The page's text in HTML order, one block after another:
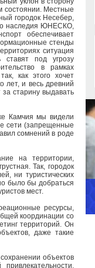
состоянии. Местные
городок Несебер,
наследия ЮНЕСКО,
обеспечивает
стенды
ситуация
ставят под угрозу
в рамках
как этого хочет
лет, и весь древний
за старину выдавать
Камчия мы видели
сети (запрещенные
сомнений в роде
на территории,
Так, городок
ни туристических
было бы добраться
мест.
ресурсы,
координации со
территорий. Он
даже такие
объектов